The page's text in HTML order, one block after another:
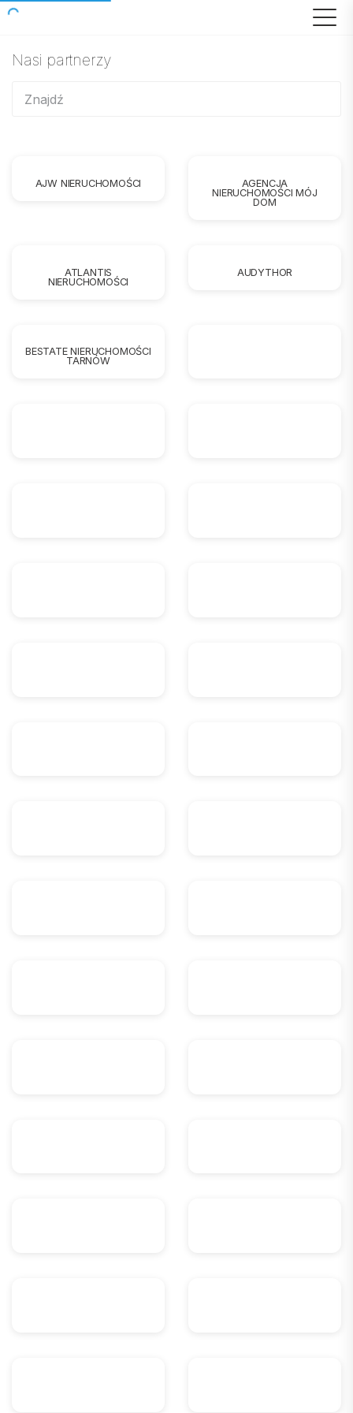
Nasi partnerzy
AJW NIERUCHOMOŚCI
AGENCJA
NIERUCHOMOŚCI MÓJ
DOM
ATLANTIS
NIERUCHOMOŚCI
AUDYTHOR
BESTATE NIERUCHOMOŚCI
TARNÓW